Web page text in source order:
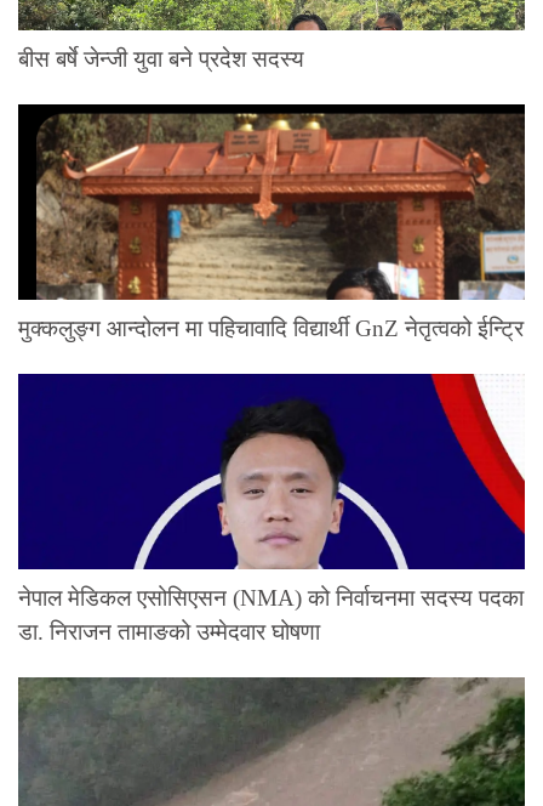
बीस बर्षे जेन्जी युवा बने प्रदेश सदस्य
मुक्कलुङ्ग आन्दोलन मा पहिचावादि विद्यार्थी GnZ नेतृत्वको ईन्ट्रि
नेपाल मेडिकल एसोसिएसन (NMA) को निर्वाचनमा सदस्य पदका
डा. निराजन तामाङको उम्मेदवार घोषणा